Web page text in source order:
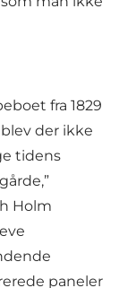
fra 1829
der ikke
tidens
Holm
paneler